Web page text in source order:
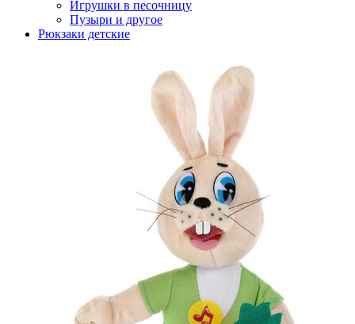
Игрушки в песочницу
Пузыри и другое
Рюкзаки детские